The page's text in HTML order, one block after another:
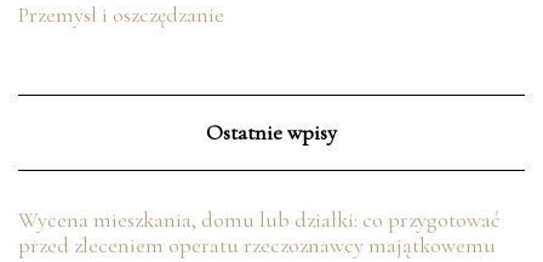
Przemysł i oszczędzanie
Ostatnie wpisy
Wycena mieszkania, domu lub działki: co przygotować
przed zleceniem operatu rzeczoznawcy majątkowemu